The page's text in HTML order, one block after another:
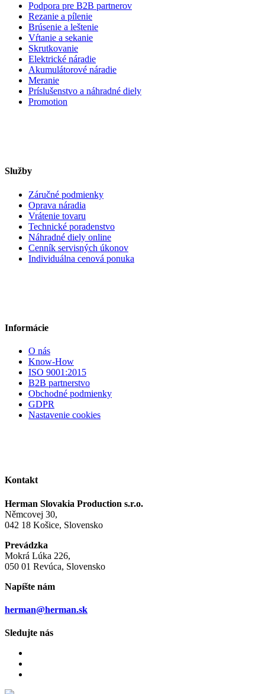
Podpora pre B2B partnerov
Rezanie a pílenie
Brúsenie a leštenie
Vŕtanie a sekanie
Skrutkovanie
Elektrické náradie
Akumulátorové náradie
Meranie
Príslušenstvo a náhradné diely
Promotion
Služby
Záručné podmienky
Oprava náradia
Vrátenie tovaru
Technické poradenstvo
Náhradné diely online
Cenník servisných úkonov
Individuálna cenová ponuka
Informácie
O nás
Know-How
ISO 9001:2015
B2B partnerstvo
Obchodné podmienky
GDPR
Nastavenie cookies
Kontakt
Herman Slovakia Production s.r.o.
Němcovej 30,
042 18 Košice, Slovensko
Prevádzka
Mokrá Lúka 226,
050 01 Revúca, Slovensko
Napíšte nám
herman@herman.sk
Sledujte nás